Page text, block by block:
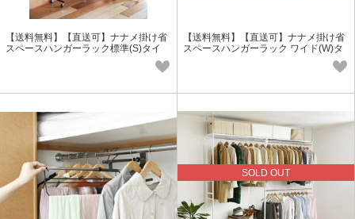
【送料無料】【直送可】ナナメ掛け省
スペースハンガーラック標準(S)タイ
【送料無料】【直送可】ナナメ掛け省
スペースハンガーラック ワイド(W)タ
SOLD OUT